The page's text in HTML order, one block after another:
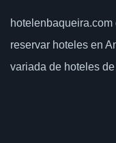
hotelenbaqueira.com
reservar hoteles en
variada de hoteles